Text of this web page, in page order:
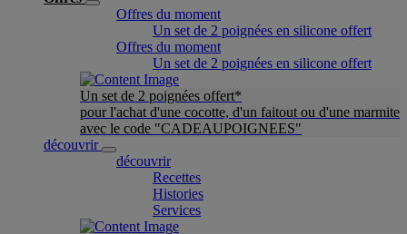
Offres du moment
Un set de 2 poignées en silicone offert
Offres du moment
Un set de 2 poignées en silicone offert
Un set de 2 poignées offert*
pour l'achat d'une cocotte, d'un faitout ou d'une marmite
avec le code "CADEAUPOIGNEES"
découvrir
découvrir
Recettes
Histories
Services